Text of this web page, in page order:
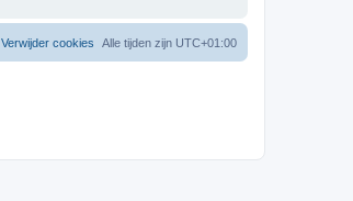
Alle tijden zijn UTC+01:00
Verwijder cookies